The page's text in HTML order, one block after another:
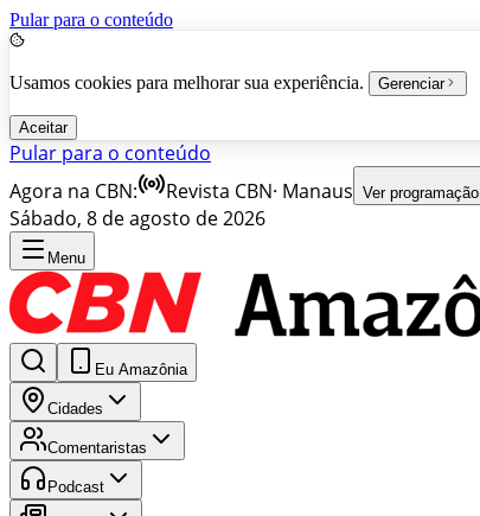
Pular para o conteúdo
Usamos cookies para melhorar sua experiência. Gerenciar
Aceitar
Pular para o conteúdo
Agora na CBN:
Revista CBN· Manaus Ver programação
Sábado, 8 de agosto de 2026
Menu
Eu Amazônia
Cidades
Comentaristas
Podcast